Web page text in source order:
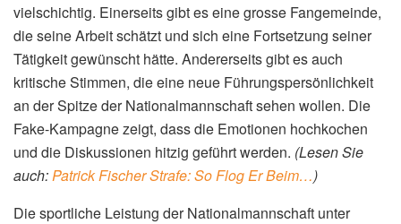
vielschichtig. Einerseits gibt es eine grosse Fangemeinde,
die seine Arbeit schätzt und sich eine Fortsetzung seiner
Tätigkeit gewünscht hätte. Andererseits gibt es auch
kritische Stimmen, die eine neue Führungspersönlichkeit
an der Spitze der Nationalmannschaft sehen wollen. Die
Fake-Kampagne zeigt, dass die Emotionen hochkochen
und die Diskussionen hitzig geführt werden. (Lesen Sie
auch:Patrick Fischer Strafe: So Flog Er Beim…)
Die sportliche Leistung der Nationalmannschaft unter